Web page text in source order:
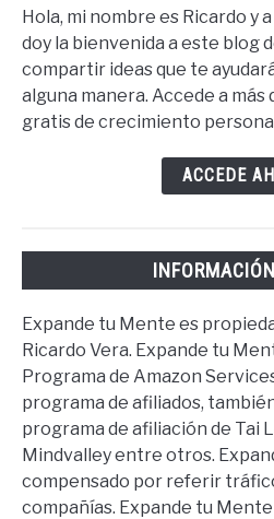
Hola, mi nombre es Ricardo y
doy la bienvenida a este blog
compartir ideas que te
alguna manera. Accede a más
gratis de crecimiento
ACCEDE
Expande tu Mente es
Ricardo Vera. Expande tu
Programa de Amazon
programa de afiliados,
programa de afiliación de Tai
Mindvalley entre otros.
compensado por referir
compañías. Expande tu